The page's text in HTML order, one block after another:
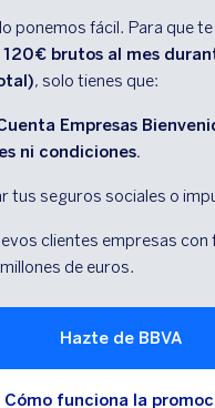
ponemos fácil. Para que te
120€ brutos al mes
, solo tienes que:
Empresas
ni condiciones.
tus seguros sociales o
clientes empresas con
de euros.
Hazte de BBVA
Cómo funciona la